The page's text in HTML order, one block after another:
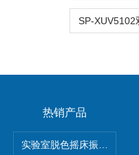
热销产品
实验室脱色摇床振荡器